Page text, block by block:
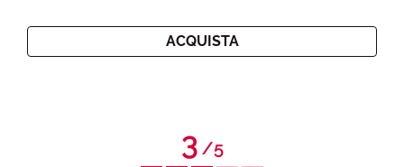
ACQUISTA
3/5